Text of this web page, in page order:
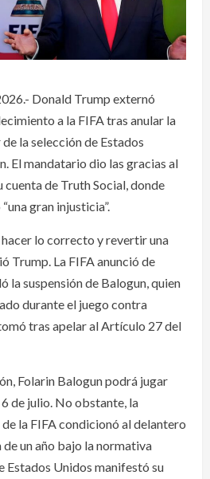
Donald Trump externó
a la FIFA tras anular la
la selección de Estados
El mandatario dio las gracias al
de Truth Social, donde
gran injusticia”.
hacer lo correcto y revertir una
Trump. La FIFA anunció de
la suspensión de Balogun, quien
durante el juego contra
tras apelar al Artículo 27 del
Folarin Balogun podrá jugar
de julio. No obstante, la
la FIFA condicionó al delantero
un año bajo la normativa
Estados Unidos manifestó su